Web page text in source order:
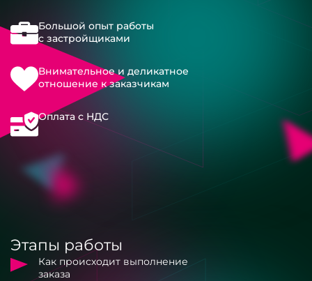
Большой опыт работы
с застройщиками
Внимательное и деликатное
отношение к заказчикам
Оплата с НДС
Этапы работы
Как происходит выполнение
заказа